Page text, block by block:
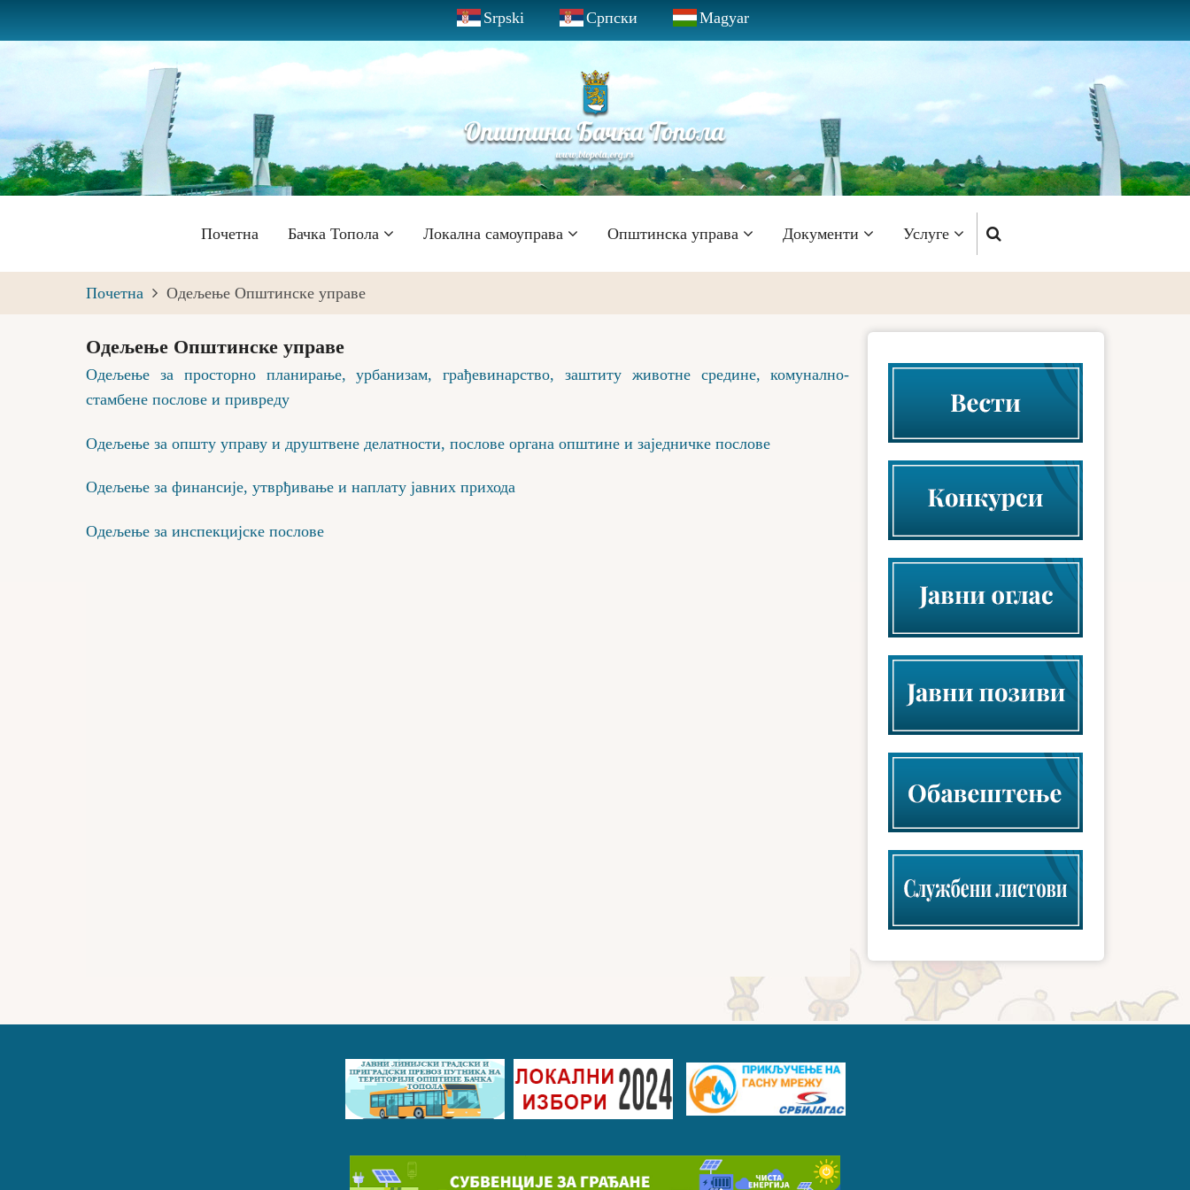
to
main
content
Srpski Српски Magyar
Главна
навигација
Почетна Бачка Топола Локална самоуправа Општинска управа Документи Услуге
Почетна Одељење Општинске управе
Одељење Општинске управе
Одељење за просторно планирање, урбанизам, грађевинарство, заштиту животне средине, комунално-
стамбене послове и привреду
Одељење за општу управу и друштвене делатности, послове органа општине и заједничке послове
Одељење за финансије, утврђивање и наплату јавних прихода
Одељење за инспекцијске послове